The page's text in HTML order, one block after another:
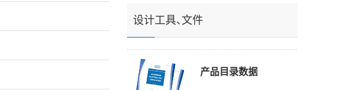
设计工具、文件
产品目录数据